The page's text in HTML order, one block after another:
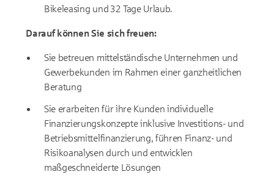
Bikeleasing und 32 Tage Urlaub.
Darauf können Sie sich freuen:
Sie betreuen mittelständische Unternehmen und
Gewerbekunden im Rahmen einer ganzheitlichen
Beratung
Sie erarbeiten für ihre Kunden individuelle
Finanzierungskonzepte inklusive Investitions- und
Betriebsmittelfinanzierung, führen Finanz- und
Risikoanalysen durch und entwicklen
maßgeschneiderte Lösungen